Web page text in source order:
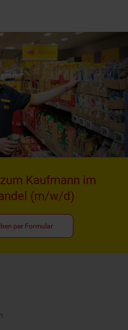
Kaufmann im
(m/w/d)
per Formular